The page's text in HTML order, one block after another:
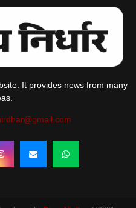
It provides news from many